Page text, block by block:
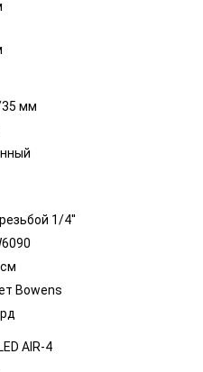
мм
1/4''
Bowens
AIR-4